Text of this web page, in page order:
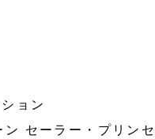
ョン
ン セーラー・プリン